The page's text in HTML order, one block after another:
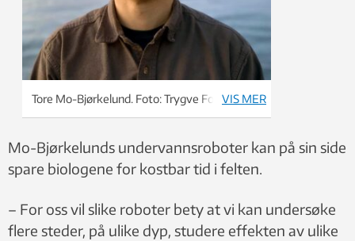
Tore Mo-Bjørkelund. Foto: Trygve FossumVIS MER
Mo-Bjørkelunds undervannsroboter kan på sin side
spare biologene for kostbar tid i felten.
– For oss vil slike roboter bety at vi kan undersøke
flere steder, på ulike dyp, studere effekten av ulike